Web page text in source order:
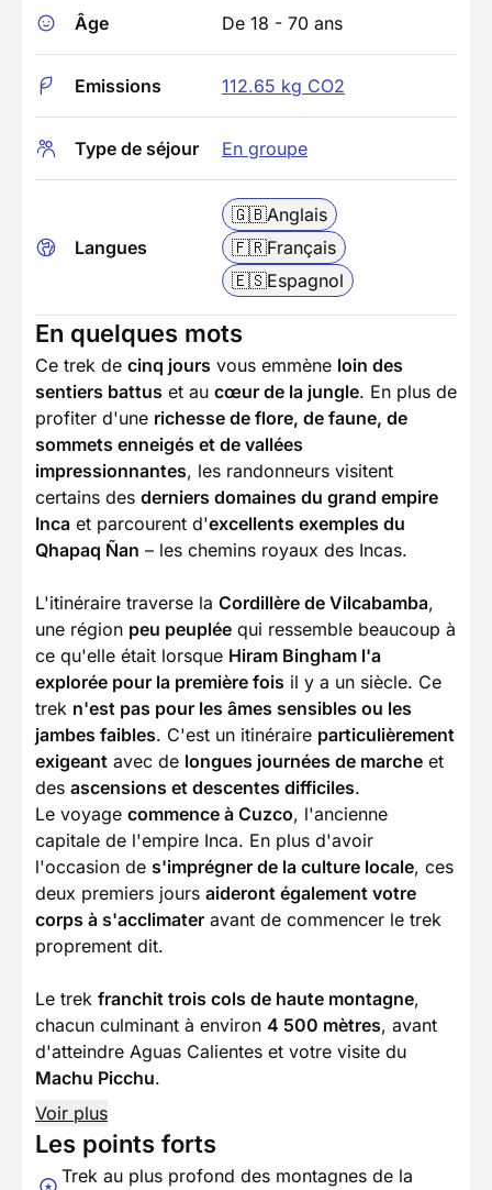
Âge De 18 - 70 ans
Emissions 112.65 kg CO2
Type de séjour En groupe
Langues
🇬🇧Anglais
🇫🇷Français
🇪🇸Espagnol
En quelques mots
Ce trek de cinq jours vous emmène loin des
sentiers battus et au cœur de la jungle. En plus de
profiter d'une richesse de flore, de faune, de
sommets enneigés et de vallées
impressionnantes, les randonneurs visitent
certains des derniers domaines du grand empire
Inca et parcourent d'excellents exemples du
Qhapaq Ñan – les chemins royaux des Incas.
L'itinéraire traverse la Cordillère de Vilcabamba,
une région peu peuplée qui ressemble beaucoup à
ce qu'elle était lorsque Hiram Bingham l'a
explorée pour la première fois il y a un siècle. Ce
trek n'est pas pour les âmes sensibles ou les
jambes faibles. C'est un itinéraire particulièrement
exigeant avec de longues journées de marche et
des ascensions et descentes difficiles.
Le voyage commence à Cuzco, l'ancienne
capitale de l'empire Inca. En plus d'avoir
l'occasion de s'imprégner de la culture locale, ces
deux premiers jours aideront également votre
corps à s'acclimater avant de commencer le trek
proprement dit.
Le trek franchit trois cols de haute montagne,
chacun culminant à environ 4 500 mètres, avant
d'atteindre Aguas Calientes et votre visite du
Machu Picchu.
Voir plus
Les points forts
Trek au plus profond des montagnes de la